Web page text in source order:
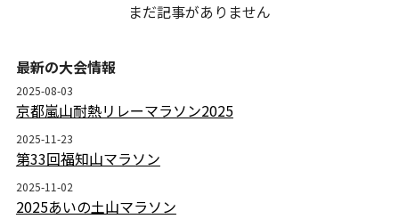
まだ記事がありません
最新の大会情報
2025-08-03
京都嵐山耐熱リレーマラソン2025
2025-11-23
第33回福知山マラソン
2025-11-02
2025あいの土山マラソン